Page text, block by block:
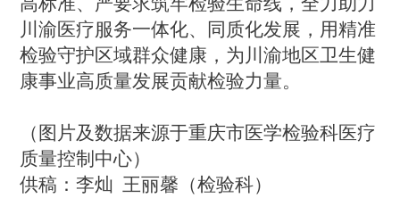
川渝医疗服务一体化、同质化发展，用精准
检验守护区域群众健康，为 川渝地区卫生健
康事业高质量发展贡献检验力量。
（ 图片及数据来源于重庆市医学检验科医疗
质量控制中心）
供稿：李灿 王丽馨（检验科）